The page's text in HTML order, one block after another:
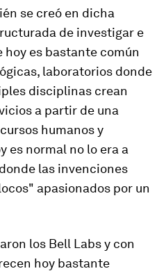
se creó en dicha
de investigar e
hoy es bastante común
laboratorios donde
disciplinas crean
a partir de una
humanos y
es normal no lo era a
las invenciones
apasionados por un
los Bell Labs y con
hoy bastante